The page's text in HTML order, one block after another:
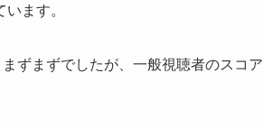
ます。
ずまずでしたが、一般視聴者のスコア